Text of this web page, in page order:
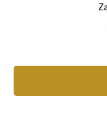
Copyright